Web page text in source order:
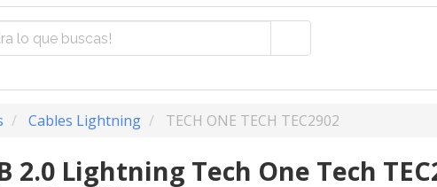
Cables Lightning TECH ONE TECH TEC2902
2.0 Lightning Tech One Tech